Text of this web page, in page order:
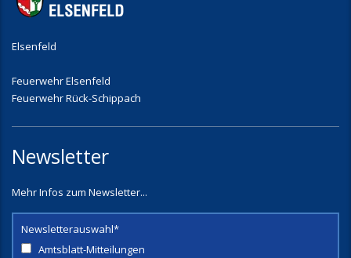
Elsenfeld
Feuerwehr Elsenfeld
Feuerwehr Rück-Schippach
Newsletter
Mehr Infos zum Newsletter...
Newsletterauswahl*
Amtsblatt-Mitteilungen